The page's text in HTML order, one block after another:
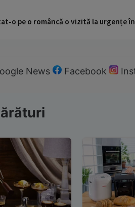
o pe o româncă o vizită la urgențe
News Facebook